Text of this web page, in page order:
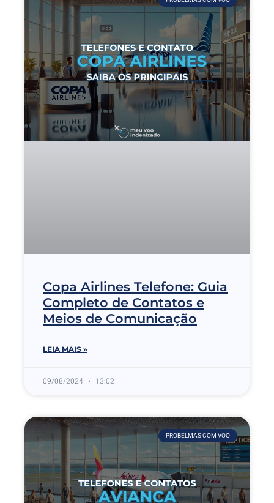
Copa Airlines Telefone: Guia
Completo de Contatos e
Meios de Comunicação
LEIA MAIS »
09/08/2024 13:02
PROBELMAS COM VOO